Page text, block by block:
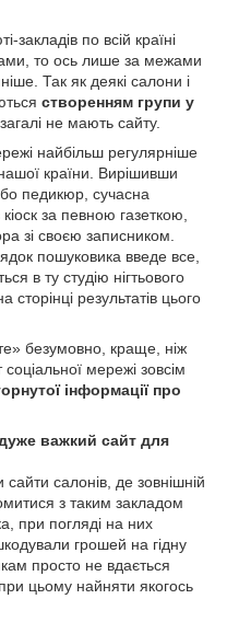
закладів по всій країні
то ось лише за межами
Так як деякі салони і
створенням групи у
не мають сайту.
найбільш регулярніше
країни. Вирішивши
педикюр, сучасна
за певною газеткою,
зі своєю записником.
пошуковика введе все,
в ту студію нігтьового
сторінці результатів цього
безумовно, краще, ніж
мережі зовсім
інформації про
важкий сайт для
сайти салонів, де зовнішній
з таким закладом
при погляді на них
грошей на гідну
просто не вдається
цьому найняти якогось